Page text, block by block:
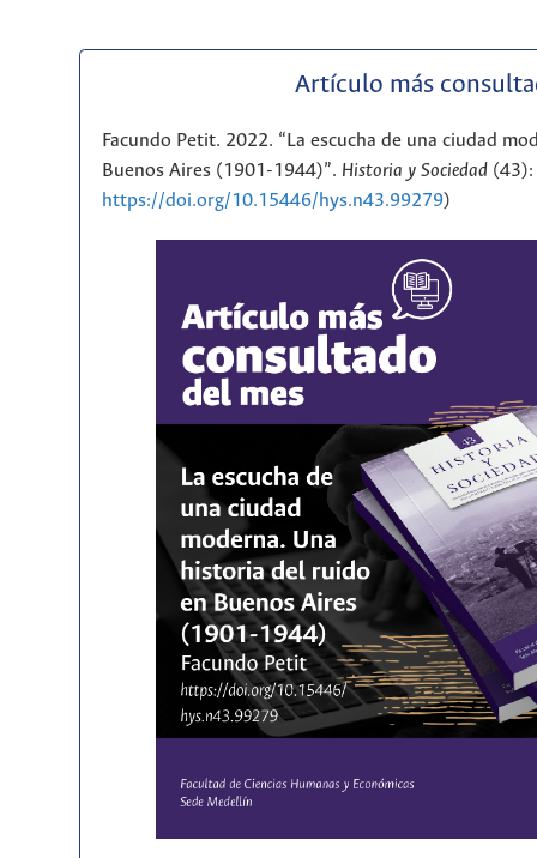
Artículo más
Facundo Petit. 2022. “La escucha de una ciudad
Buenos Aires (1901-1944)”. Historia y Sociedad
https://doi.org/10.15446/hys.n43.99279)